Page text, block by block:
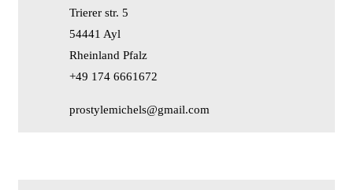
Trierer str. 5
54441 Ayl
Rheinland Pfalz
+49 174 6661672
prostylemichels@gmail.com